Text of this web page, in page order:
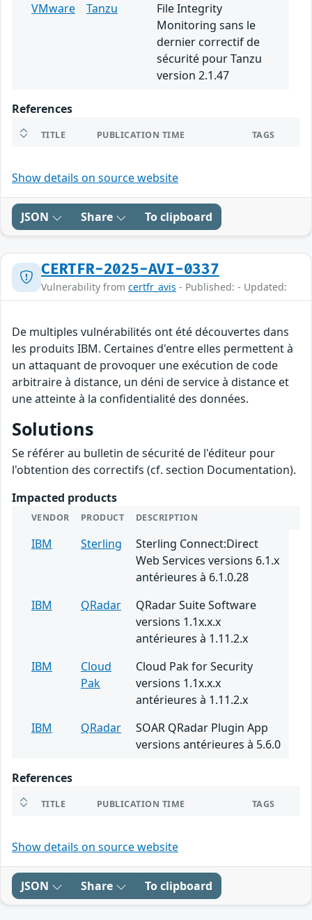
VMware
Tanzu
File Integrity
Monitoring sans le
dernier correctif de
sécurité pour Tanzu
version 2.1.47
References
TITLE PUBLICATION TIME TAGS
Show details on source website
JSON Share To clipboard
CERTFR-2025-AVI-0337
Vulnerability from certfr_avis - Published: - Updated:
De multiples vulnérabilités ont été découvertes dans
les produits IBM. Certaines d'entre elles permettent à
un attaquant de provoquer une exécution de code
arbitraire à distance, un déni de service à distance et
une atteinte à la confidentialité des données.
Solutions
Se référer au bulletin de sécurité de l'éditeur pour
l'obtention des correctifs (cf. section Documentation).
Impacted products
VENDOR PRODUCT DESCRIPTION
IBM Sterling
Sterling Connect:Direct
Web Services versions 6.1.x
antérieures à 6.1.0.28
IBM
QRadar
QRadar Suite Software
versions 1.1x.x.x
antérieures à 1.11.2.x
IBM
Cloud
Pak
Cloud Pak for Security
versions 1.1x.x.x
antérieures à 1.11.2.x
IBM
QRadar
SOAR QRadar Plugin App
versions antérieures à 5.6.0
References
TITLE PUBLICATION TIME TAGS
Show details on source website
JSON Share To clipboard